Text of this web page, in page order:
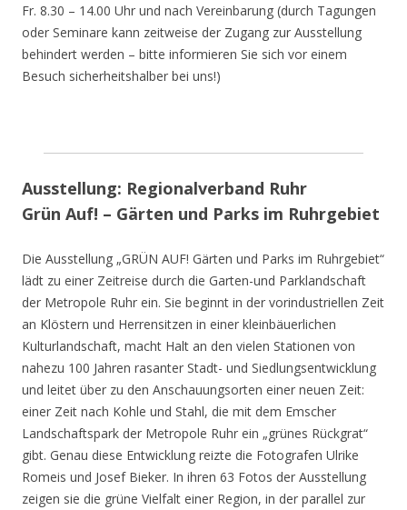
Fr. 8.30 – 14.00 Uhr und nach Vereinbarung (durch Tagungen
oder Seminare kann zeitweise der Zugang zur Ausstellung
behindert werden – bitte informieren Sie sich vor einem
Besuch sicherheitshalber bei uns!)
Ausstellung: Regionalverband Ruhr
Grün Auf! – Gärten und Parks im Ruhrgebiet
Die Ausstellung „GRÜN AUF! Gärten und Parks im Ruhrgebiet“
lädt zu einer Zeitreise durch die Garten-und Parklandschaft
der Metropole Ruhr ein. Sie beginnt in der vorindustriellen Zeit
an Klöstern und Herrensitzen in einer kleinbäuerlichen
Kulturlandschaft, macht Halt an den vielen Stationen von
nahezu 100 Jahren rasanter Stadt- und Siedlungsentwicklung
und leitet über zu den Anschauungsorten einer neuen Zeit:
einer Zeit nach Kohle und Stahl, die mit dem Emscher
Landschaftspark der Metropole Ruhr ein „grünes Rückgrat“
gibt. Genau diese Entwicklung reizte die Fotografen Ulrike
Romeis und Josef Bieker. In ihren 63 Fotos der Ausstellung
zeigen sie die grüne Vielfalt einer Region, in der parallel zur